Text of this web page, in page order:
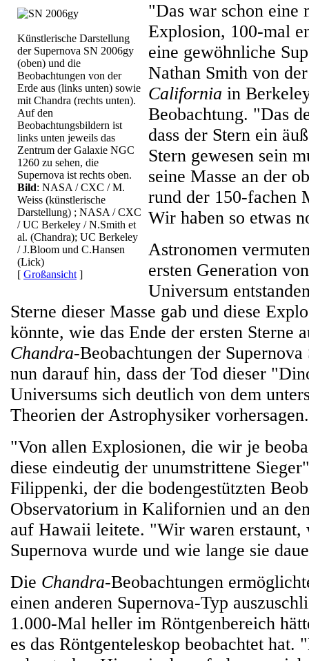
Künstlerische Darstellung
der Supernova SN 2006gy
(oben) und die
Beobachtungen von der
Erde aus (links unten) sowie
mit Chandra (rechts unten).
Auf den
Beobachtungsbildern ist
links unten jeweils das
Zentrum der Galaxie NGC
1260 zu sehen, die
Supernova ist rechts oben.
Bild: NASA / CXC / M.
Weiss (künstlerische
Darstellung) ; NASA / CXC
/ UC Berkeley / N.Smith et
al. (Chandra); UC Berkeley
/ J.Bloom und C.Hansen
(Lick)
[ Großansicht ]
"Das war schon eine
Explosion, 100-mal
eine gewöhnliche
Nathan Smith von
California in
Beobachtung. "Das
dass der Stern ein
Stern gewesen sein
seine Masse an der
rund der 150-fachen
Wir haben so etwas
Astronomen
ersten Generation
Universum
Sterne dieser Masse gab und diese
könnte, wie das Ende der ersten Sterne
Chandra-Beobachtungen der
nun darauf hin, dass der Tod dieser
Universums sich deutlich von dem
Theorien der Astrophysiker vorhersagen.
"Von allen Explosionen, die wir je
diese eindeutig der unumstrittene
Filippenki, der die bodengestützten
Observatorium in Kalifornien und an
auf Hawaii leitete. "Wir waren erstaunt,
Supernova wurde und wie lange sie
Die Chandra-Beobachtungen
einen anderen Supernova-Typ
1.000-Mal heller im Röntgenbereich
es das Röntgenteleskop beobachtet hat.